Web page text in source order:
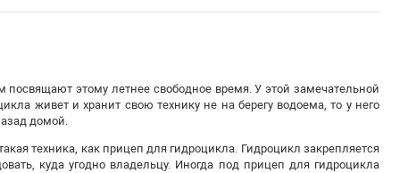
этому летнее свободное время. У этой замечательной
живет и хранит свою технику не на берегу водоема, то у него
домой.
техника, как прицеп для гидроцикла. Гидроцикл закрепляется
куда угодно владельцу. Иногда под прицеп для гидроцикла